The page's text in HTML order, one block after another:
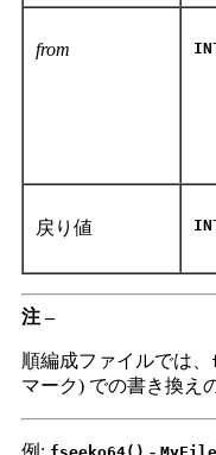
from
戻り値
注 –
順編成ファイルでは、
マーク) での書き換え